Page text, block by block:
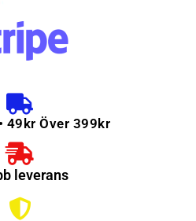
49kr Över 399kr
leverans